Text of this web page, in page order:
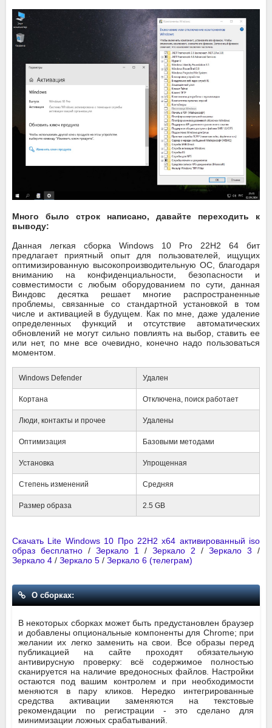
Много было строк написано, давайте переходить к
выводу:
Данная легкая сборка Windows 10 Pro 22Н2 64 бит
предлагает приятный опыт для пользователей, ищущих
оптимизированную высокопроизводительную ОС, благодаря
вниманию на конфиденциальности, безопасности и
совместимости с любым оборудованием по сути, данная
Виндовс десятка решает многие распространенные
проблемы, связанные со стандартной установкой в том
числе и активацией в будущем. Как по мне, даже удаление
определенных функций и отсутствие автоматических
обновлений не могут сильно повлиять на выбор, ставить ее
или нет, по мне все очевидно, конечно надо пользоваться
моментом.
Windows Defender Удален
Кортана Отключена, поиск работает
Люди, контакты и прочее Удалены
Оптимизация Базовыми методами
Установка Упрощенная
Степень изменений Средняя
Размер образа 2.5 GB
Скачать Lite Windows 10 Про 22Н2 x64 активированный iso
образ бесплатно / Зеркало 1 / Зеркало 2 / Зеркало 3 /
Зеркало 4 / Зеркало 5 / Зеркало 6 (телеграм)
О сборках:
В некоторых сборках может быть предустановлен браузер
и добавлены опциональные компоненты для Chrome; при
желании их легко заменить на свои. Все образы перед
публикацией на сайте проходят обязательную
антивирусную проверку: всё содержимое полностью
сканируется на наличие вредоносных файлов. Настройки
остаются под вашим контролем и при необходимости
меняются в пару кликов. Нередко интегрированные
средства активации заменяются на текстовые
рекомендации по регистрации - это сделано для
минимизации ложных срабатываний.